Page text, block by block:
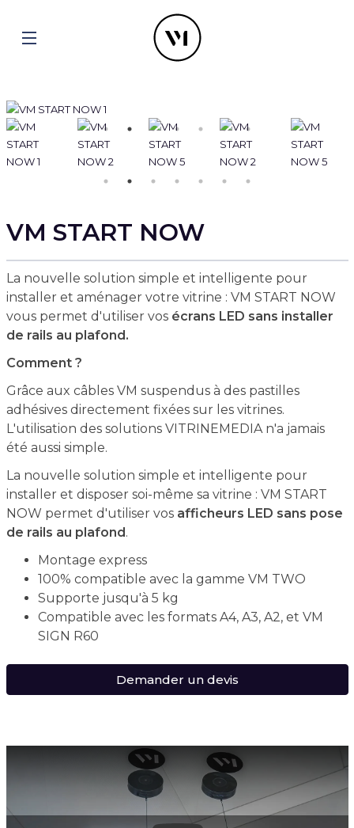
VM START NOW
La nouvelle solution simple et intelligente pour
installer et aménager votre vitrine : VM START NOW
vous permet d'utiliser vos écrans LED sans installer
de rails au plafond.
Comment ?
Grâce aux câbles VM suspendus à des pastilles
adhésives directement fixées sur les vitrines.
L'utilisation des solutions VITRINEMEDIA n'a jamais
été aussi simple.
La nouvelle solution simple et intelligente pour
installer et disposer soi-même sa vitrine : VM START
NOW permet d'utiliser vos afficheurs LED sans pose
de rails au plafond.
Montage express
100% compatible avec la gamme VM TWO
Supporte jusqu'à 5 kg
Compatible avec les formats A4, A3, A2, et VM
SIGN R60
Demander un devis